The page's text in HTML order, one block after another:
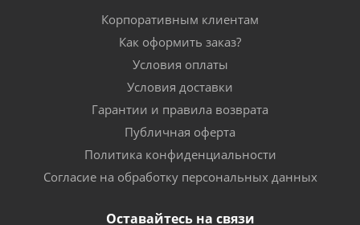
Корпоративным клиентам
Как оформить заказ?
Условия оплаты
Условия доставки
Гарантии и правила возврата
Публичная оферта
Политика конфиденциальности
Согласие на обработку персональных данных
Оставайтесь на связи